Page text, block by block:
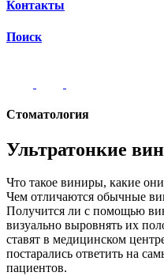
Контакты
Поиск
Стоматология
Ультратонкие
Что такое виниры, какие
Чем отличаются обычные
Получится ли с помощью
визуально выровнять их
ставят в медицинском
постарались ответить на
пациентов.